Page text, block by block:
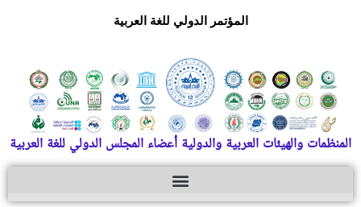
المؤتمر الدولي للغة العربية
المنظمات والهيئات العربية والدولية أعضاء المجلس الدولي للغة العربية